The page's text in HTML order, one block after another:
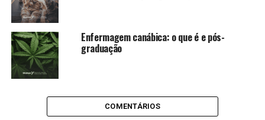
Enfermagem canábica: o que é e pós-
graduação
COMENTÁRIOS